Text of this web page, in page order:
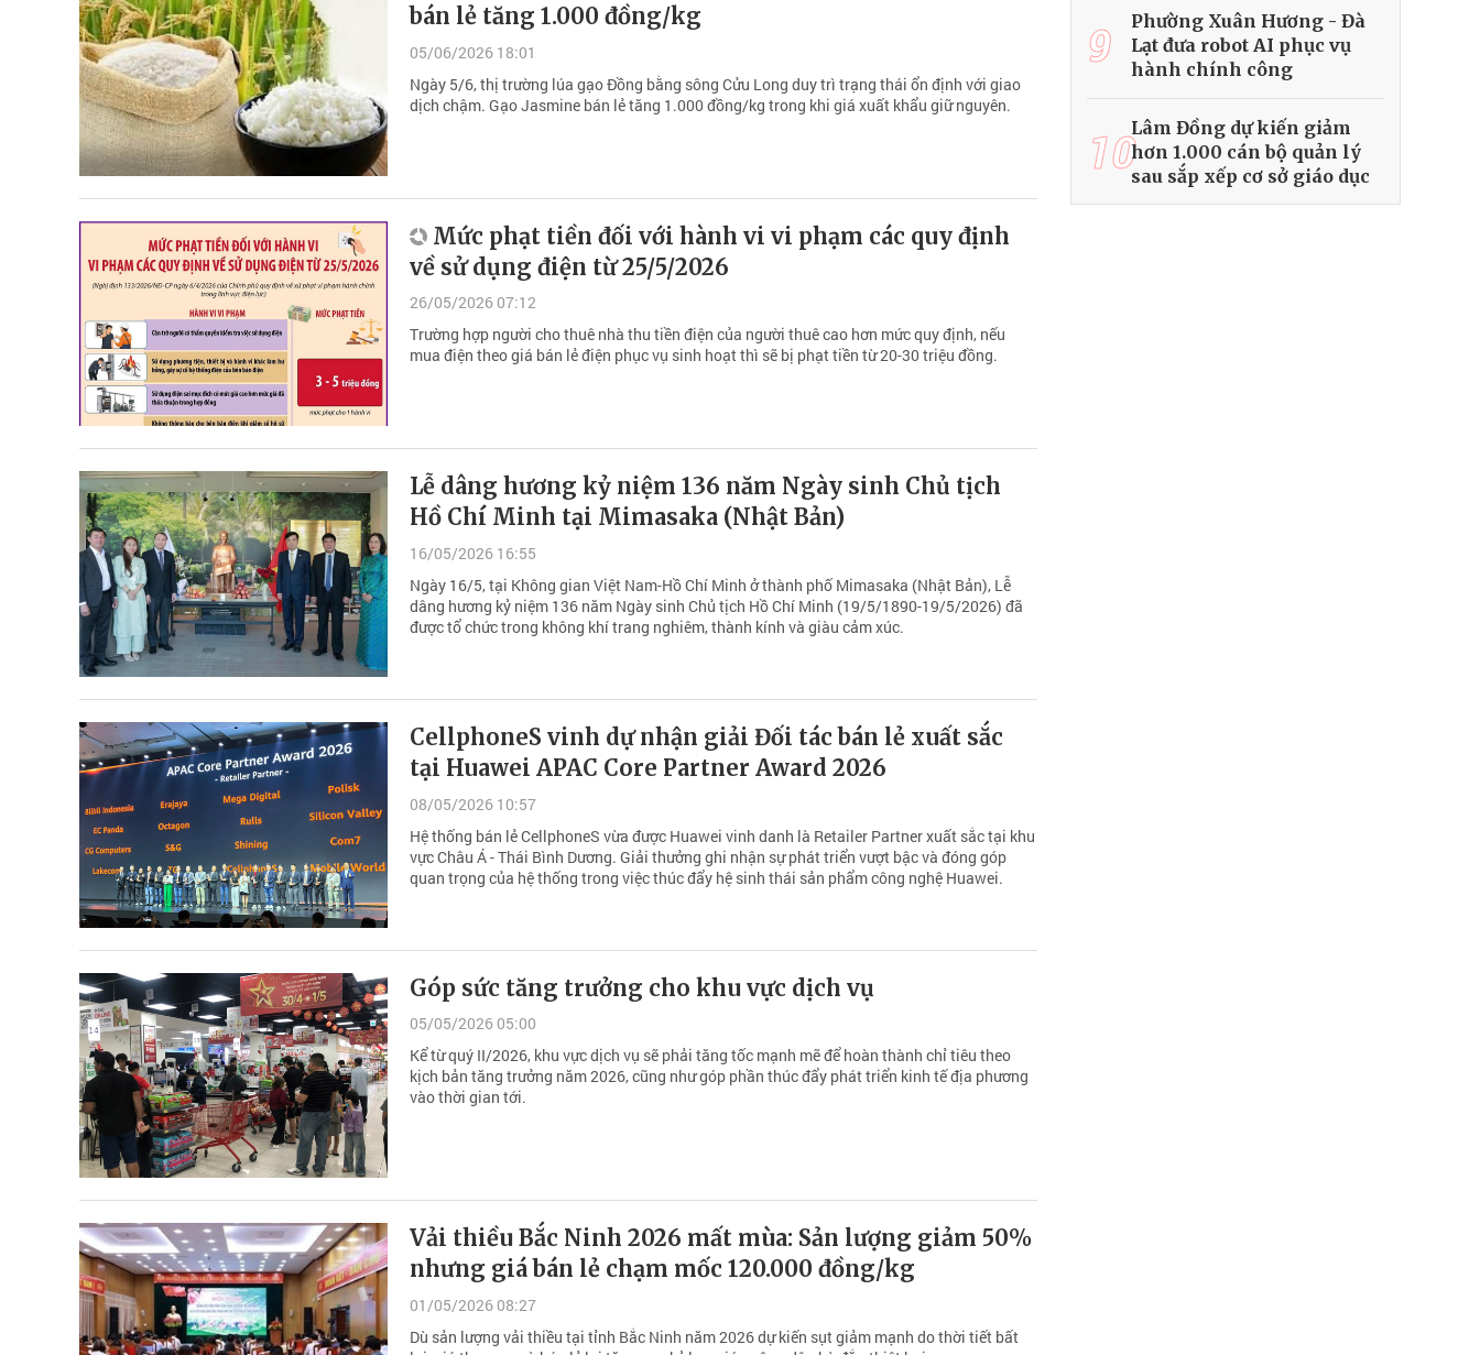
bán lẻ tăng 1.000 đồng/kg
05/06/2026 18:01
Ngày 5/6, thị trường lúa gạo Đồng bằng sông Cửu Long duy trì trạng thái ổn định với giao
dịch chậm. Gạo Jasmine bán lẻ tăng 1.000 đồng/kg trong khi giá xuất khẩu giữ nguyên.
Mức phạt tiền đối với hành vi vi phạm các quy định
về sử dụng điện từ 25/5/2026
26/05/2026 07:12
Trường hợp người cho thuê nhà thu tiền điện của người thuê cao hơn mức quy định, nếu
mua điện theo giá bán lẻ điện phục vụ sinh hoạt thì sẽ bị phạt tiền từ 20-30 triệu đồng.
Lễ dâng hương kỷ niệm 136 năm Ngày sinh Chủ tịch
Hồ Chí Minh tại Mimasaka (Nhật Bản)
16/05/2026 16:55
Ngày 16/5, tại Không gian Việt Nam-Hồ Chí Minh ở thành phố Mimasaka (Nhật Bản), Lễ
dâng hương kỷ niệm 136 năm Ngày sinh Chủ tịch Hồ Chí Minh (19/5/1890-19/5/2026) đã
được tổ chức trong không khí trang nghiêm, thành kính và giàu cảm xúc.
CellphoneS vinh dự nhận giải Đối tác bán lẻ xuất sắc
tại Huawei APAC Core Partner Award 2026
08/05/2026 10:57
Hệ thống bán lẻ CellphoneS vừa được Huawei vinh danh là Retailer Partner xuất sắc tại khu
vực Châu Á - Thái Bình Dương. Giải thưởng ghi nhận sự phát triển vượt bậc và đóng góp
quan trọng của hệ thống trong việc thúc đẩy hệ sinh thái sản phẩm công nghệ Huawei.
Góp sức tăng trưởng cho khu vực dịch vụ
05/05/2026 05:00
Kể từ quý II/2026, khu vực dịch vụ sẽ phải tăng tốc mạnh mẽ để hoàn thành chỉ tiêu theo
kịch bản tăng trưởng năm 2026, cũng như góp phần thúc đẩy phát triển kinh tế địa phương
vào thời gian tới.
Vải thiều Bắc Ninh 2026 mất mùa: Sản lượng giảm 50%
nhưng giá bán lẻ chạm mốc 120.000 đồng/kg
01/05/2026 08:27
Dù sản lượng vải thiều tại tỉnh Bắc Ninh năm 2026 dự kiến sụt giảm mạnh do thời tiết bất
9
Phường Xuân Hương - Đà
Lạt đưa robot AI phục vụ
hành chính công
10Lâm Đồng dự kiến giảm
hơn 1.000 cán bộ quản lý
sau sắp xếp cơ sở giáo dục